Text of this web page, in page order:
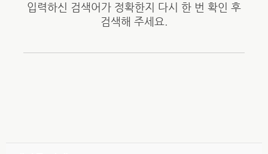
입력하신 검색어가 정확한지 다시 한 번 확인 후
검색해 주세요.